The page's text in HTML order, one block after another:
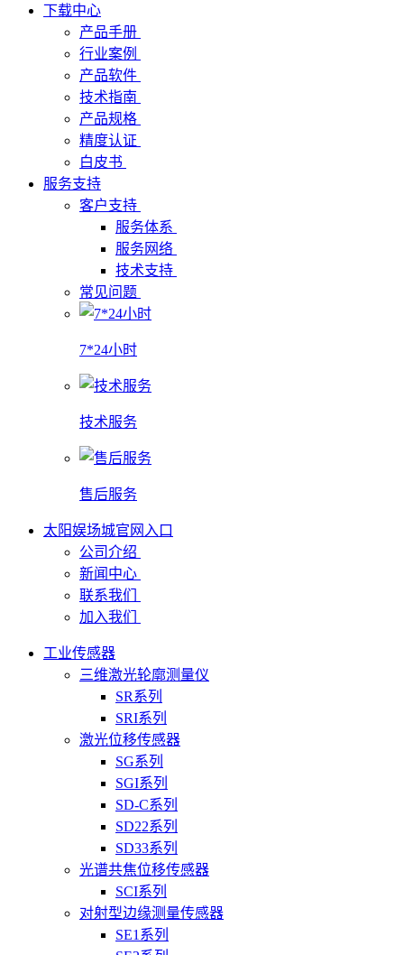
下载中心
产品手册
行业案例
产品软件
技术指南
产品规格
精度认证
白皮书
服务支持
客户支持
服务体系
服务网络
技术支持
常见问题
7*24小时
技术服务
售后服务
太阳娱场城官网入口
公司介绍
新闻中心
联系我们
加入我们
工业传感器
三维激光轮廓测量仪
SR系列
SRI系列
激光位移传感器
SG系列
SGI系列
SD-C系列
SD22系列
SD33系列
光谱共焦位移传感器
SCI系列
对射型边缘测量传感器
SE1系列